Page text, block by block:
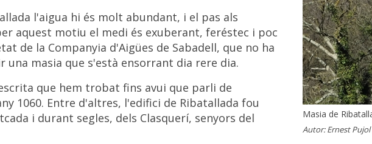
l'aigua hi és molt abundant, i el pas als
aquest motiu el medi és exuberant, feréstec i poc
de la Companyia d'Aigües de Sabadell, que no ha
masia que s'està ensorrant dia rere dia.
que hem trobat fins avui que parli de
1060. Entre d'altres, l'edifici de Ribatallada fou
i durant segles, dels Clasquerí, senyors del
Masia de
Autor:Ernest Pujol
Ruïnes de la
Autor:Ernest Pujol
Arc interior de la
Autor:Ernest Pujol
Arcada gòtica de
Autor:Ernest Pujol
Masia de
Autor:Arxiu
Masia de
Autor:Arxiu